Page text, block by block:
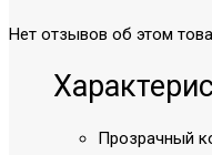
Нет отзывов об этом
Прозрачный